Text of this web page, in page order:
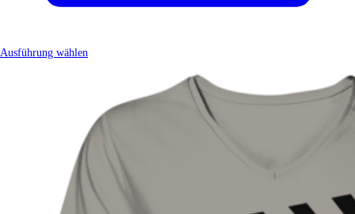
Ausführung wählen